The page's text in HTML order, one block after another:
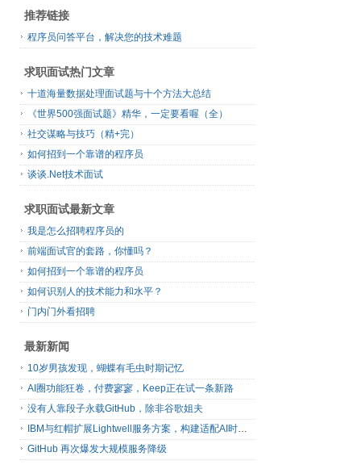
推荐链接
程序员问答平台，解决您的技术难题
求职面试热门文章
十道海量数据处理面试题与十个方法大总结
《世界500强面试题》精华，一定要看喔（全）
社交谋略与技巧（精+完）
如何招到一个靠谱的程序员
谈谈.Net技术面试
求职面试最新文章
我是怎么招聘程序员的
前端面试官的套路，你懂吗？
如何招到一个靠谱的程序员
如何识别人的技术能力和水平？
门内门外看招聘
最新新闻
10岁男孩发现，蝴蝶有毛虫时期记忆
AI圈功能狂卷，付费寥寥，Keep正在试一条新路
没有人靠段子永载GitHub，除非谷歌姐夫
IBM与红帽扩展Lightwell服务方案，构建适配AI时代开源生态的可信基础设施
GitHub 再次爆发大规模服务降级